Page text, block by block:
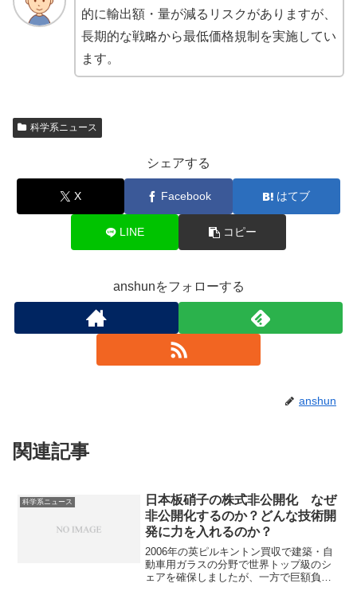
的に輸出額・量が減るリスクがありますが、
長期的な戦略から最低価格規制を実施してい
ます。
科学系ニュース
シェアする
X Facebook はてブ
LINE コピー
anshunをフォローする
anshun
関連記事
科学系ニュース
日本板硝子の株式非公開化 なぜ
非公開化するのか？どんな技術開
発に力を入れるのか？
2006年の英ピルキントン買収で建築・自
動車用ガラスの分野で世界トップ級のシ
ェアを確保しましたが、一方で巨額負債